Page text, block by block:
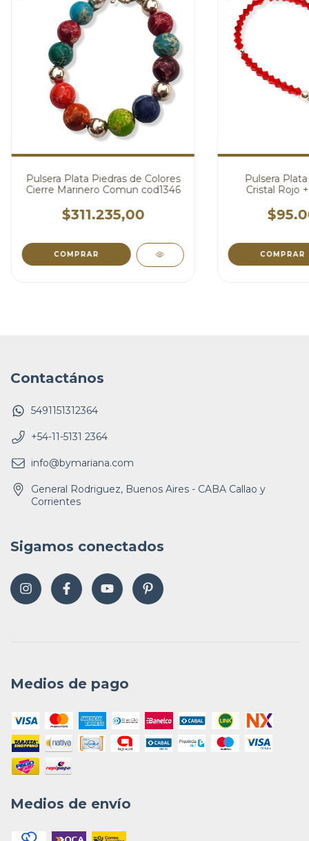
Pulsera Plata Piedras de Colores
Cierre Marinero Comun cod1346
$311.235,00
COMPRAR
Pulsera
Cristal Rojo
COMPRAR
Contactános
5491151312364
+54-11-5131 2364
info@bymariana.com
General Rodriguez, Buenos Aires - CABA Callao y
Corrientes
Sigamos conectados
Medios de pago
Medios de envío